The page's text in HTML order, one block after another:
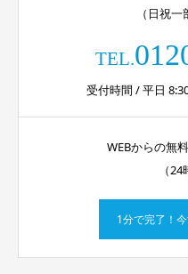
（日祝一
TEL.
受付時間 / 平日
WEBからの無
（
1分で完了！